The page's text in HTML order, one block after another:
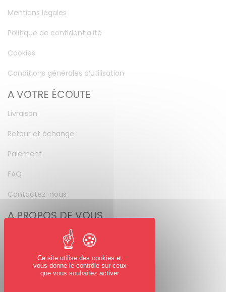
Mentions légales
Politique de confidentialité
Cookies
Conditions générales d’utilisation
A VOTRE ÉCOUTE
Livraison
Retour et échange
Paiement
FAQ
Contactez-nous
A PROPOS DE VOUS
Mot de passe perdu
NOUS SUIVRE
Ce site utilise des cookies et
vous donne le contrôle sur ceux
que vous souhaitez activer